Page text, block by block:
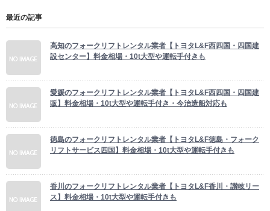
最近の記事
高知のフォークリフトレンタル業者【トヨタL&F西四国・四国建
設センター】料金相場・10t大型や運転手付きも
愛媛のフォークリフトレンタル業者【トヨタL&F西四国・四国建
販】料金相場・10t大型や運転手付き・今治造船対応も
徳島のフォークリフトレンタル業者【トヨタL&F徳島・フォーク
リフトサービス四国】料金相場・10t大型や運転手付きも
香川のフォークリフトレンタル業者【トヨタL&F香川・讃岐リー
ス】料金相場・10t大型や運転手付きも